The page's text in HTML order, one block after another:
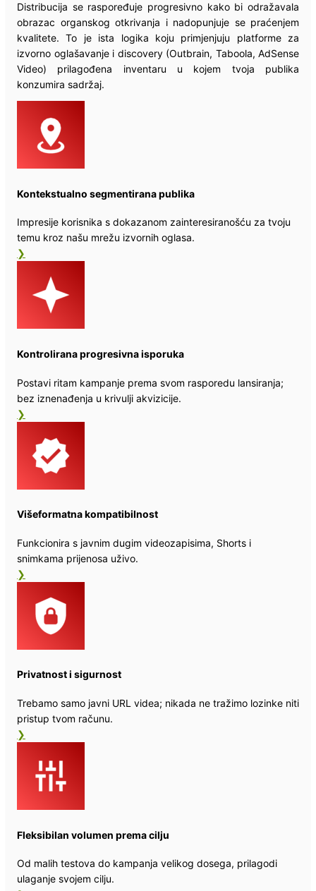
Distribucija se raspoređuje progresivno kako bi odražavala
obrazac organskog otkrivanja i nadopunjuje se praćenjem
kvalitete. To je ista logika koju primjenjuju platforme za
izvorno oglašavanje i discovery (Outbrain, Taboola, AdSense
Video) prilagođena inventaru u kojem tvoja publika
konzumira sadržaj.
Kontekstualno segmentirana publika
Impresije korisnika s dokazanom zainteresiranošću za tvoju
temu kroz našu mrežu izvornih oglasa.
❯
Kontrolirana progresivna isporuka
Postavi ritam kampanje prema svom rasporedu lansiranja;
bez iznenađenja u krivulji akvizicije.
❯
Višeformatna kompatibilnost
Funkcionira s javnim dugim videozapisima, Shorts i
snimkama prijenosa uživo.
❯
Privatnost i sigurnost
Trebamo samo javni URL videa; nikada ne tražimo lozinke niti
pristup tvom računu.
❯
Fleksibilan volumen prema cilju
Od malih testova do kampanja velikog dosega, prilagodi
ulaganje svojem cilju.